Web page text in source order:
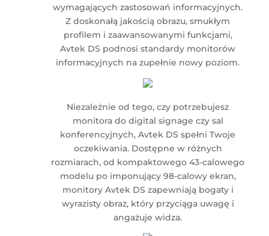
wymagających zastosowań informacyjnych.
Z doskonałą jakością obrazu, smukłym
profilem i zaawansowanymi funkcjami,
Avtek DS podnosi standardy monitorów
informacyjnych na zupełnie nowy poziom.
Niezależnie od tego, czy potrzebujesz
monitora do digital signage czy sal
konferencyjnych, Avtek DS spełni Twoje
oczekiwania. Dostępne w różnych
rozmiarach, od kompaktowego 43-calowego
modelu po imponujący 98-calowy ekran,
monitory Avtek DS zapewniają bogaty i
wyrazisty obraz, który przyciąga uwagę i
angażuje widza.